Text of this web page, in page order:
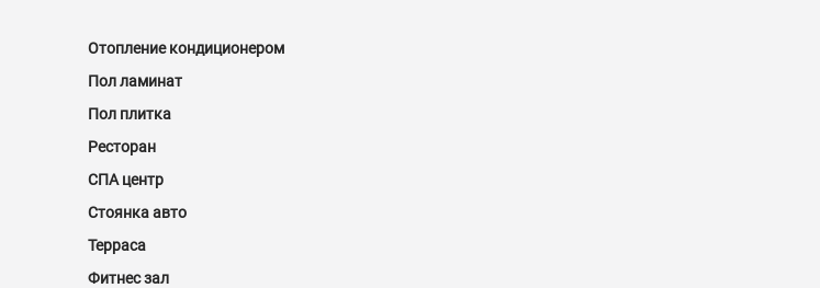
Отопление кондиционером
Пол ламинат
Пол плитка
Ресторан
СПА центр
Стоянка авто
Терраса
Фитнес зал